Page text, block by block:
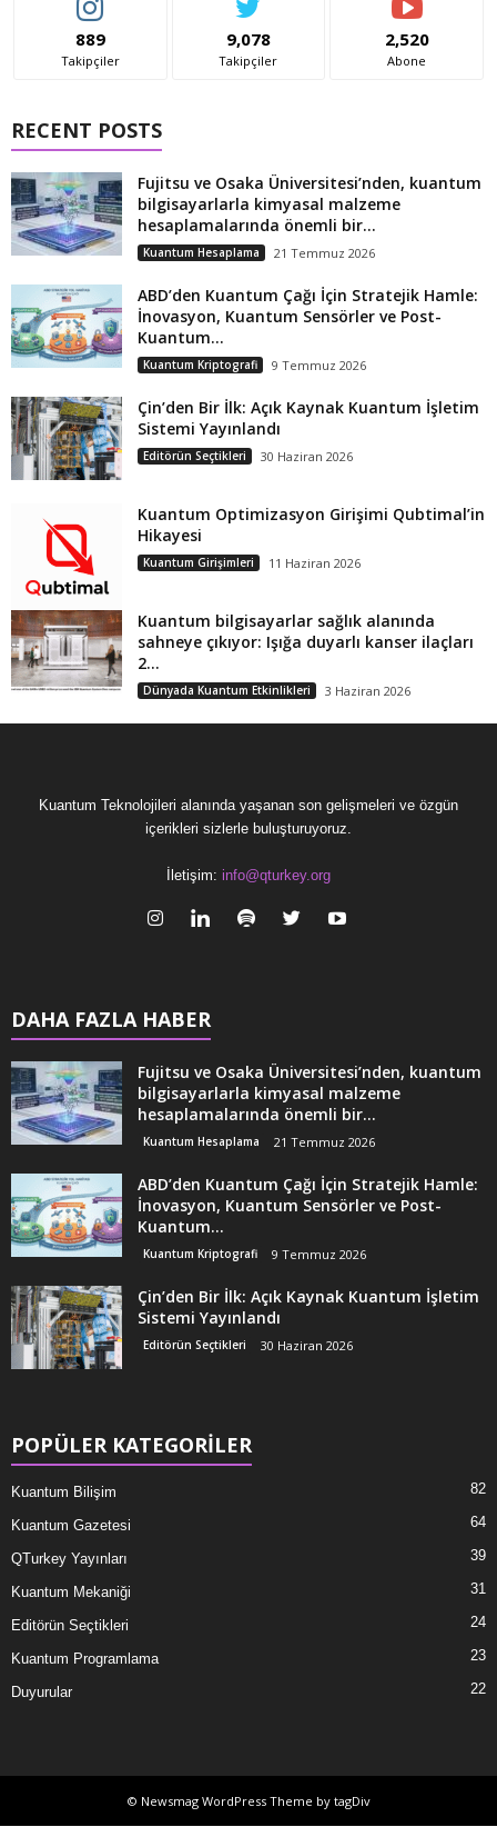
889
Takipçiler
9,078
Takipçiler
2,520
Abone
RECENT POSTS
Fujitsu ve Osaka Üniversitesi’nden, kuantum
bilgisayarlarla kimyasal malzeme
hesaplamalarında önemli bir...
Kuantum Hesaplama 21 Temmuz 2026
ABD’den Kuantum Çağı İçin Stratejik Hamle:
İnovasyon, Kuantum Sensörler ve Post-
Kuantum...
Kuantum Kriptografi 9 Temmuz 2026
Çin’den Bir İlk: Açık Kaynak Kuantum İşletim
Sistemi Yayınlandı
Editörün Seçtikleri 30 Haziran 2026
Kuantum Optimizasyon Girişimi Qubtimal’in
Hikayesi
Kuantum Girişimleri 11 Haziran 2026
Kuantum bilgisayarlar sağlık alanında
sahneye çıkıyor: Işığa duyarlı kanser ilaçları
2...
Dünyada Kuantum Etkinlikleri 3 Haziran 2026
Kuantum Teknolojileri alanında yaşanan son gelişmeleri ve özgün
içerikleri sizlerle buluşturuyoruz.
İletişim: info@qturkey.org
DAHA FAZLA HABER
Fujitsu ve Osaka Üniversitesi’nden, kuantum
bilgisayarlarla kimyasal malzeme
hesaplamalarında önemli bir...
Kuantum Hesaplama 21 Temmuz 2026
ABD’den Kuantum Çağı İçin Stratejik Hamle:
İnovasyon, Kuantum Sensörler ve Post-
Kuantum...
Kuantum Kriptografi 9 Temmuz 2026
Çin’den Bir İlk: Açık Kaynak Kuantum İşletim
Sistemi Yayınlandı
Editörün Seçtikleri 30 Haziran 2026
POPÜLER KATEGORİLER
Kuantum Bilişim 82
Kuantum Gazetesi 64
QTurkey Yayınları 39
Kuantum Mekaniği 31
Editörün Seçtikleri 24
Kuantum Programlama 23
Duyurular 22
© Newsmag WordPress Theme by tagDiv